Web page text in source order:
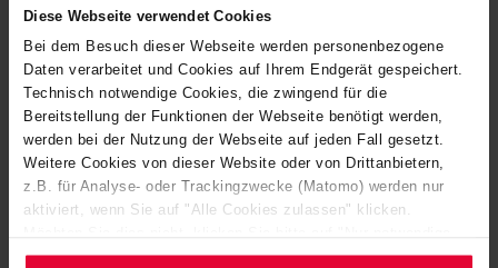
Diese Webseite verwendet Cookies
Bei dem Besuch dieser Webseite werden personenbezogene
Daten verarbeitet und Cookies auf Ihrem Endgerät gespeichert.
Technisch notwendige Cookies, die zwingend für die
Bereitstellung der Funktionen der Webseite benötigt werden,
werden bei der Nutzung der Webseite auf jeden Fall gesetzt.
Weitere Cookies von dieser Website oder von Drittanbietern,
z.B. für Analyse- oder Trackingzwecke (Matomo) werden nur
aktiviert, wenn Sie auf "Alle Cookies zulassen" klicken.
Cookies verwenden". Mehr dazu (einschließlich der Möglichkeit,
verschiedenen Standorten der Steuler-Gruppe nach
Höhr.Grenzhausen gekommen waren.